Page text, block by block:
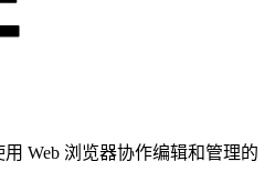
Web 浏览器协作编辑和管理的